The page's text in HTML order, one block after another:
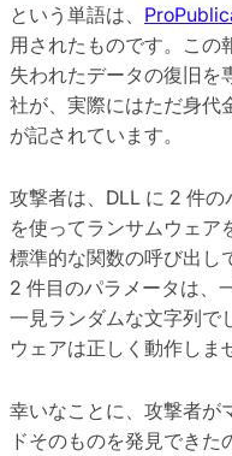
という単語は、
用されたものです。この
失われたデータの復旧を
社が、実際にはただ身代
が記されています。
攻撃者は、DLL に 2 件
を使ってランサムウェア
標準的な関数の呼び出し
2 件目のパラメータは、
一見ランダムな文字列で
ウェアは正しく動作しま
幸いなことに、攻撃者が
ドそのものを発見でき